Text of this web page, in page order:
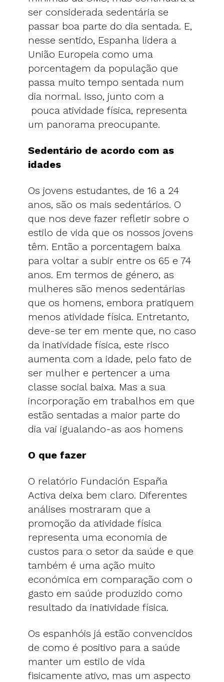
ser considerada sedentária se
passar boa parte do dia sentada. E,
nesse sentido, Espanha lidera a
União Europeia como uma
porcentagem da população que
passa muito tempo sentada num
dia normal. Isso, junto com a
pouca atividade física, representa
um panorama preocupante.
Sedentário de acordo com as
idades
Os jovens estudantes, de 16 a 24
anos, são os mais sedentários. O
que nos deve fazer refletir sobre o
estilo de vida que os nossos jovens
têm. Então a porcentagem baixa
para voltar a subir entre os 65 e 74
anos. Em termos de género, as
mulheres são menos sedentárias
que os homens, embora pratiquem
menos atividade física. Entretanto,
deve-se ter em mente que, no caso
da inatividade física, este risco
aumenta com a idade, pelo fato de
ser mulher e pertencer a uma
classe social baixa. Mas a sua
incorporação em trabalhos em que
estão sentadas a maior parte do
dia vai igualando-as aos homens
O que fazer
O relatório Fundación España
Activa deixa bem claro. Diferentes
análises mostraram que a
promoção da atividade física
representa uma economia de
custos para o setor da saúde e que
também é uma ação muito
económica em comparação com o
gasto em saúde produzido como
resultado da inatividade física.
Os espanhóis já estão convencidos
de como é positivo para a saúde
manter um estilo de vida
fisicamente ativo, mas um aspecto